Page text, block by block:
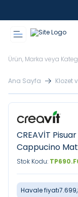
Ana Sayfa Klozet
CREAVİT
Cappucino Mat
Stok Kodu:
Havale fiyatı